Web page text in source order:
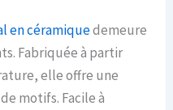
en céramiquedemeure
Fabriquée à partir
elle offre une
motifs. Facile à